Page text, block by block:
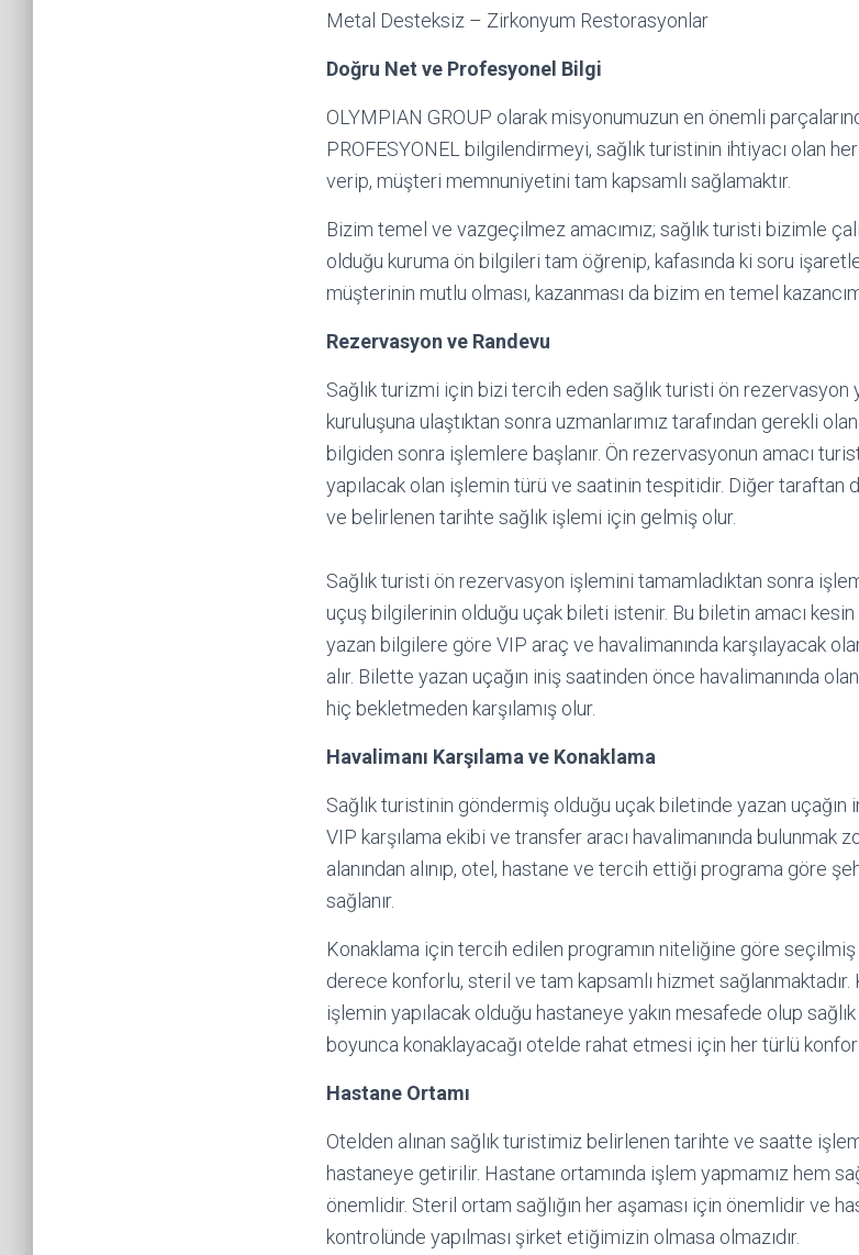
Metal Desteksiz – Zirkonyum Restorasyonlar
Doğru Net ve Profesyonel Bilgi
OLYMPIAN GROUP olarak misyonumuzun en önemli
PROFESYONEL bilgilendirmeyi, sağlık turistinin ihtiyacı olan
verip, müşteri memnuniyetini tam kapsamlı sağlamaktır.
Bizim temel ve vazgeçilmez amacımız; sağlık turisti bizimle
olduğu kuruma ön bilgileri tam öğrenip, kafasında ki soru
müşterinin mutlu olması, kazanması da bizim en temel
Rezervasyon ve Randevu
Sağlık turizmi için bizi tercih eden sağlık turisti ön rezervasyon
kuruluşuna ulaştıktan sonra uzmanlarımız tarafından gerekli
bilgiden sonra işlemlere başlanır. Ön rezervasyonun amacı
yapılacak olan işlemin türü ve saatinin tespitidir. Diğer taraftan
ve belirlenen tarihte sağlık işlemi için gelmiş olur.
Sağlık turisti ön rezervasyon işlemini tamamladıktan sonra
uçuş bilgilerinin olduğu uçak bileti istenir. Bu biletin amacı
yazan bilgilere göre VIP araç ve havalimanında karşılayacak
alır. Bilette yazan uçağın iniş saatinden önce havalimanında
hiç bekletmeden karşılamış olur.
Havalimanı Karşılama ve Konaklama
Sağlık turistinin göndermiş olduğu uçak biletinde yazan uçağın
VIP karşılama ekibi ve transfer aracı havalimanında bulunmak
alanından alınıp, otel, hastane ve tercih ettiği programa göre
sağlanır.
Konaklama için tercih edilen programın niteliğine göre seçilmiş
derece konforlu, steril ve tam kapsamlı hizmet sağlanmaktadır.
işlemin yapılacak olduğu hastaneye yakın mesafede olup
boyunca konaklayacağı otelde rahat etmesi için her türlü konfor
Hastane Ortamı
Otelden alınan sağlık turistimiz belirlenen tarihte ve saatte
hastaneye getirilir. Hastane ortamında işlem yapmamız hem
önemlidir. Steril ortam sağlığın her aşaması için önemlidir ve
kontrolünde yapılması şirket etiğimizin olmasa olmazıdır.